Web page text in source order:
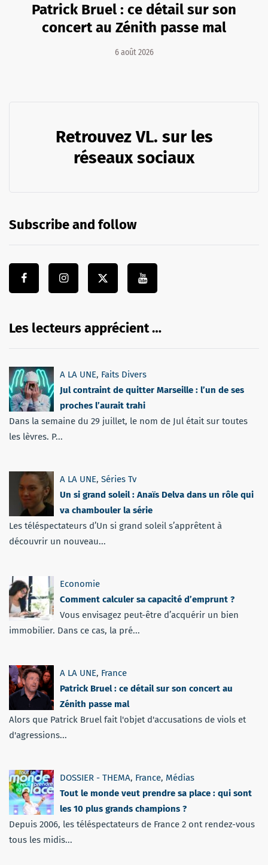
Patrick Bruel : ce détail sur son
concert au Zénith passe mal
6 août 2026
Retrouvez VL. sur les
réseaux sociaux
Subscribe and follow
Les lecteurs apprécient …
A LA UNE, Faits Divers
Jul contraint de quitter Marseille : l’un de ses
proches l’aurait trahi
Dans la semaine du 29 juillet, le nom de Jul était sur toutes
les lèvres. P...
A LA UNE, Séries Tv
Un si grand soleil : Anaïs Delva dans un rôle qui
va chambouler la série
Les téléspectateurs d’Un si grand soleil s’apprêtent à
découvrir un nouveau...
Economie
Comment calculer sa capacité d’emprunt ?
Vous envisagez peut-être d’acquérir un bien
immobilier. Dans ce cas, la pré...
A LA UNE, France
Patrick Bruel : ce détail sur son concert au
Zénith passe mal
Alors que Patrick Bruel fait l'objet d'accusations de viols et
d'agressions...
DOSSIER - THEMA, France, Médias
Tout le monde veut prendre sa place : qui sont
les 10 plus grands champions ?
Depuis 2006, les téléspectateurs de France 2 ont rendez-vous
tous les midis...